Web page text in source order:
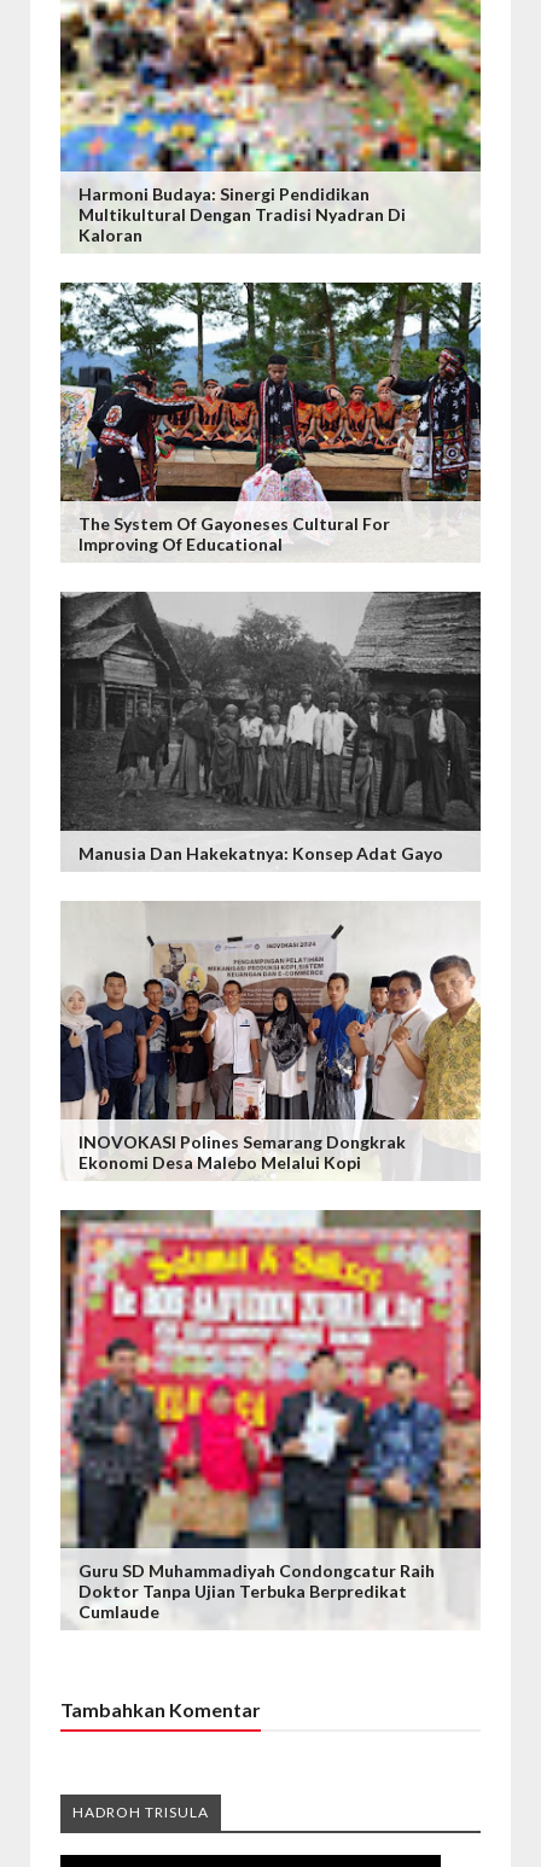
Harmoni Budaya: Sinergi Pendidikan
Multikultural Dengan Tradisi Nyadran Di
Kaloran
The System Of Gayoneses Cultural For
Improving Of Educational
Manusia Dan Hakekatnya: Konsep Adat Gayo
INOVOKASI Polines Semarang Dongkrak
Ekonomi Desa Malebo Melalui Kopi
Guru SD Muhammadiyah Condongcatur Raih
Doktor Tanpa Ujian Terbuka Berpredikat
Cumlaude
Tambahkan Komentar
HADROH TRISULA